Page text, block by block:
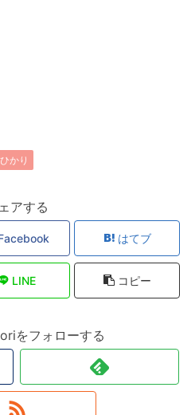
かり
アする
はてブ
LINE コピー
をフォローする